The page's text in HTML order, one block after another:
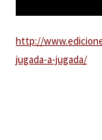
http://
jugada-a-jugada/